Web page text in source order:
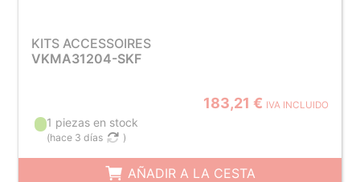
KITS ACCESSOIRES
VKMA31204-SKF
183,21 € IVA INCLUIDO
1 piezas en stock
(hace 3 días )
AÑADIR A LA CESTA